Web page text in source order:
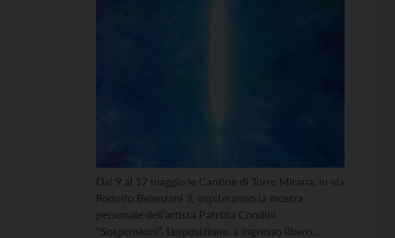
Dal 9 al 17 maggio le Cantine di Torre Mirana, in via
Rodolfo Belenzani 3, ospiteranno la mostra
personale dell’artista Patrizia Condini
“Sospensioni”. L’esposizione, a ingresso libero,